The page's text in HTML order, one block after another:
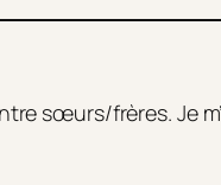
sœurs/frères. Je